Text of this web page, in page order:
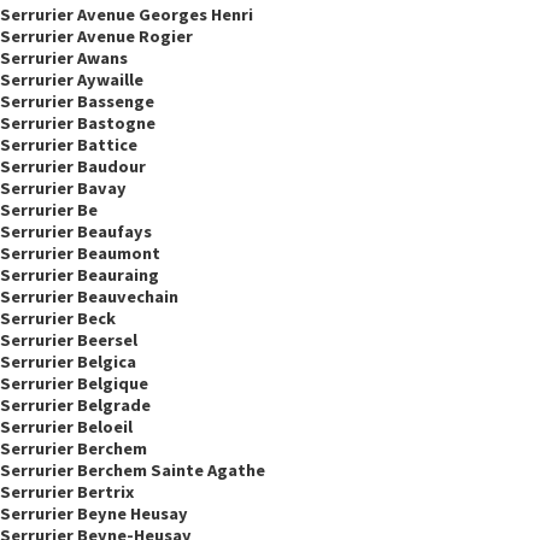
Serrurier Avenue Georges Henri
Serrurier Avenue Rogier
Serrurier Awans
Serrurier Aywaille
Serrurier Bassenge
Serrurier Bastogne
Serrurier Battice
Serrurier Baudour
Serrurier Bavay
Serrurier Be
Serrurier Beaufays
Serrurier Beaumont
Serrurier Beauraing
Serrurier Beauvechain
Serrurier Beck
Serrurier Beersel
Serrurier Belgica
Serrurier Belgique
Serrurier Belgrade
Serrurier Beloeil
Serrurier Berchem
Serrurier Berchem Sainte Agathe
Serrurier Bertrix
Serrurier Beyne Heusay
Serrurier Beyne-Heusay